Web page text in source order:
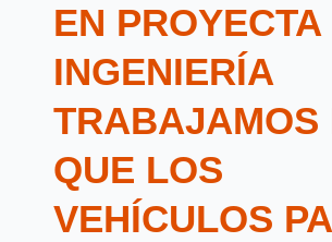
EN PROYECTA
INGENIERÍA
TRABAJAMOS
QUE LOS
VEHÍCULOS